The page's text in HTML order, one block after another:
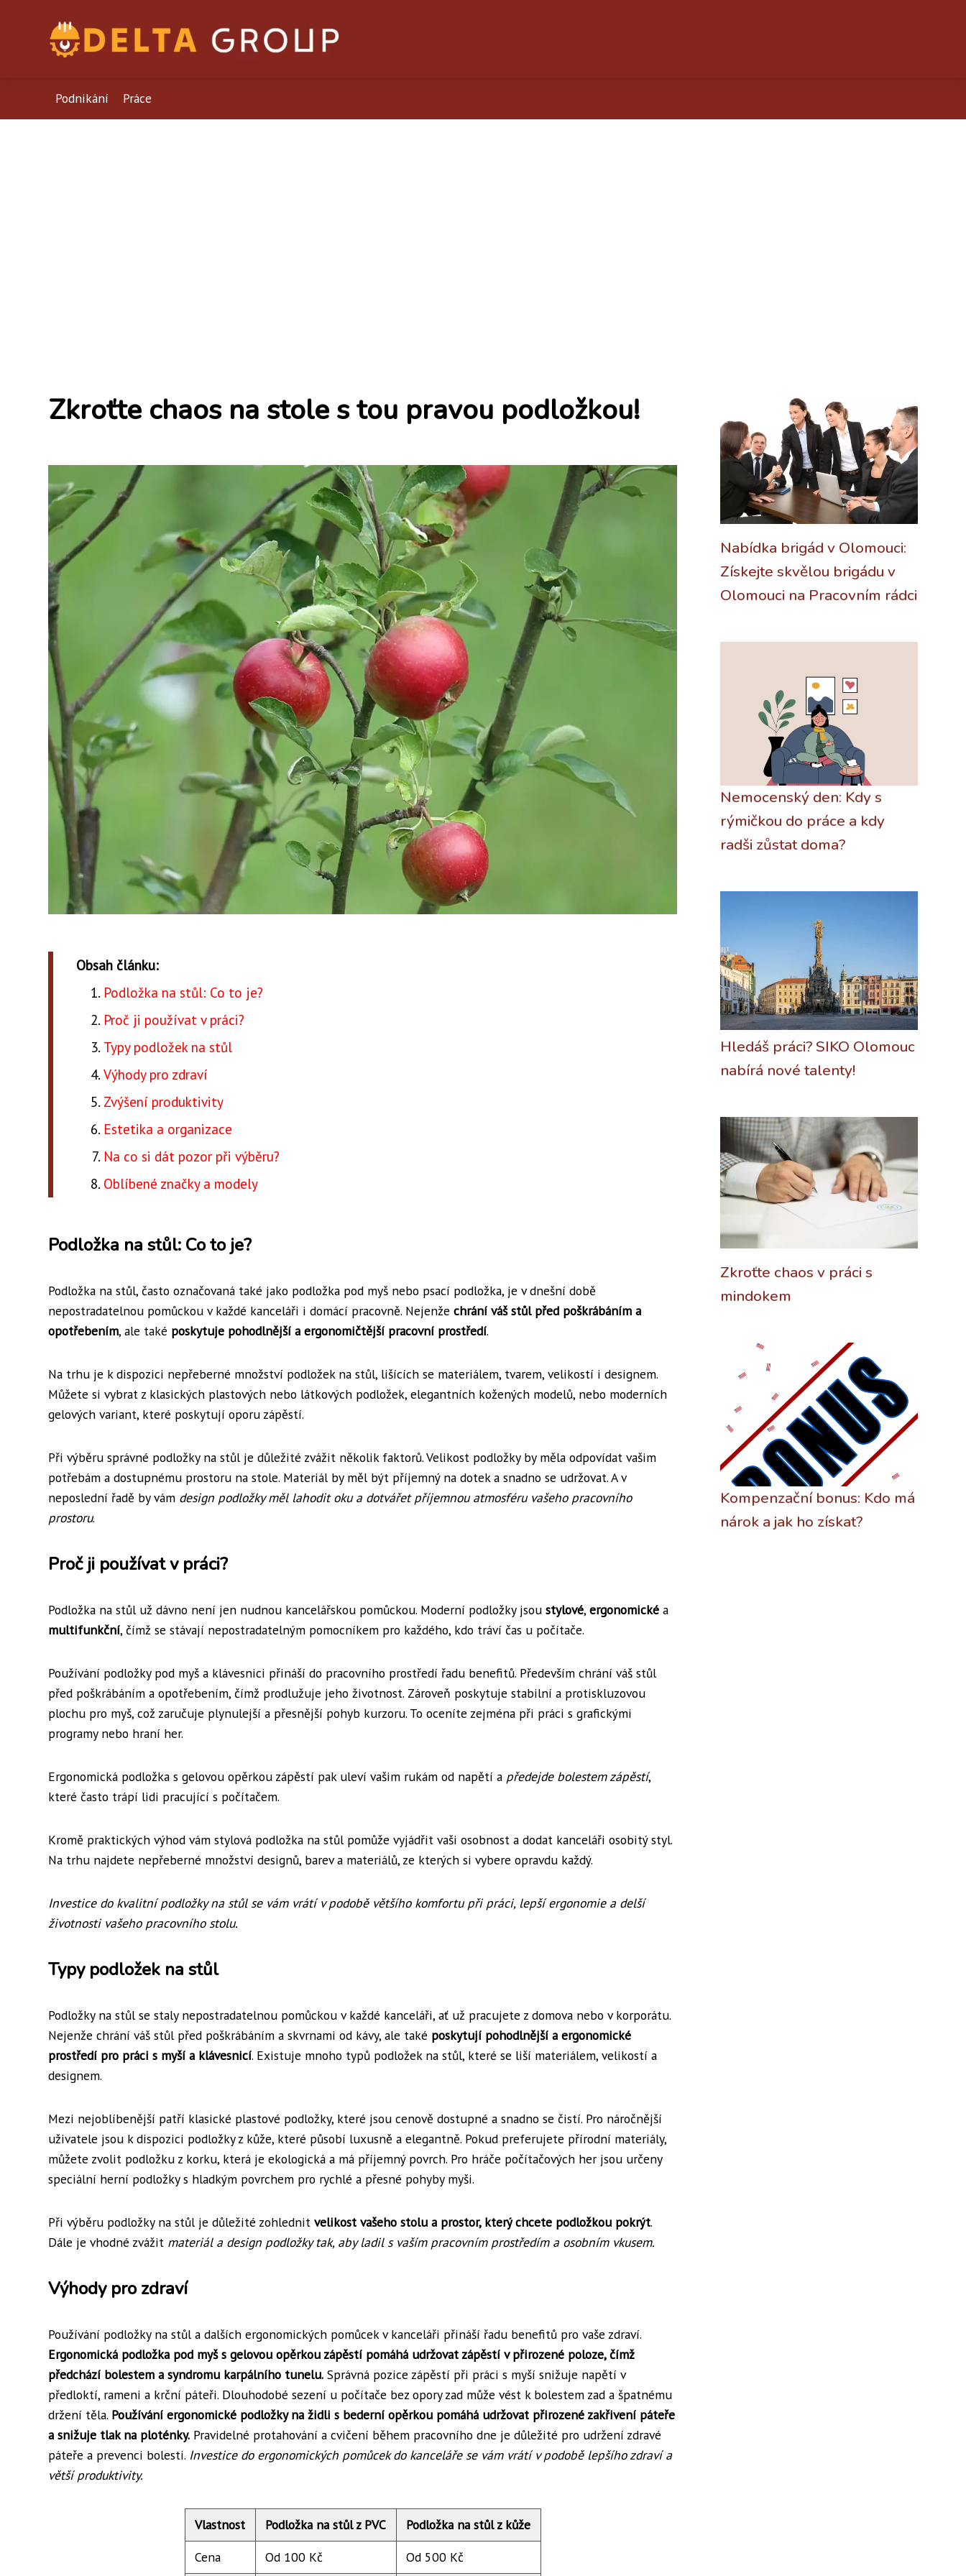
Podnikání Práce
Zkroťte chaos na stole s tou pravou podložkou!
Obsah článku:
Podložka na stůl: Co to je?
Proč ji používat v práci?
Typy podložek na stůl
Výhody pro zdraví
Zvýšení produktivity
Estetika a organizace
Na co si dát pozor při výběru?
Oblíbené značky a modely
Podložka na stůl: Co to je?
Podložka na stůl, často označovaná také jako podložka pod myš nebo psací podložka, je v dnešní době
nepostradatelnou pomůckou v každé kanceláři i domácí pracovně. Nejenže chrání váš stůl před poškrábáním a
opotřebením, ale také poskytuje pohodlnější a ergonomičtější pracovní prostředí.
Na trhu je k dispozici nepřeberné množství podložek na stůl, lišících se materiálem, tvarem, velikostí i designem.
Můžete si vybrat z klasických plastových nebo látkových podložek, elegantních kožených modelů, nebo moderních
gelových variant, které poskytují oporu zápěstí.
Při výběru správné podložky na stůl je důležité zvážit několik faktorů. Velikost podložky by měla odpovídat vašim
potřebám a dostupnému prostoru na stole. Materiál by měl být příjemný na dotek a snadno se udržovat. A v
neposlední řadě by vám design podložky měl lahodit oku a dotvářet příjemnou atmosféru vašeho pracovního
prostoru.
Proč ji používat v práci?
Podložka na stůl už dávno není jen nudnou kancelářskou pomůckou. Moderní podložky jsou stylové, ergonomické a
multifunkční, čímž se stávají nepostradatelným pomocníkem pro každého, kdo tráví čas u počítače.
Používání podložky pod myš a klávesnici přináší do pracovního prostředí řadu benefitů. Především chrání váš stůl
před poškrábáním a opotřebením, čímž prodlužuje jeho životnost. Zároveň poskytuje stabilní a protiskluzovou
plochu pro myš, což zaručuje plynulejší a přesnější pohyb kurzoru. To oceníte zejména při práci s grafickými
programy nebo hraní her.
Ergonomická podložka s gelovou opěrkou zápěstí pak uleví vašim rukám od napětí a předejde bolestem zápěstí,
které často trápí lidi pracující s počítačem.
Kromě praktických výhod vám stylová podložka na stůl pomůže vyjádřit vaši osobnost a dodat kanceláři osobitý styl.
Na trhu najdete nepřeberné množství designů, barev a materiálů, ze kterých si vybere opravdu každý.
Investice do kvalitní podložky na stůl se vám vrátí v podobě většího komfortu při práci, lepší ergonomie a delší
životnosti vašeho pracovního stolu.
Typy podložek na stůl
Podložky na stůl se staly nepostradatelnou pomůckou v každé kanceláři, ať už pracujete z domova nebo v korporátu.
Nejenže chrání váš stůl před poškrábáním a skvrnami od kávy, ale také poskytují pohodlnější a ergonomické
prostředí pro práci s myší a klávesnicí. Existuje mnoho typů podložek na stůl, které se liší materiálem, velikostí a
designem.
Mezi nejoblíbenější patří klasické plastové podložky, které jsou cenově dostupné a snadno se čistí. Pro náročnější
uživatele jsou k dispozici podložky z kůže, které působí luxusně a elegantně. Pokud preferujete přírodní materiály,
můžete zvolit podložku z korku, která je ekologická a má příjemný povrch. Pro hráče počítačových her jsou určeny
speciální herní podložky s hladkým povrchem pro rychlé a přesné pohyby myši.
Při výběru podložky na stůl je důležité zohlednit velikost vašeho stolu a prostor, který chcete podložkou pokrýt.
Dále je vhodné zvážit materiál a design podložky tak, aby ladil s vaším pracovním prostředím a osobním vkusem.
Výhody pro zdraví
Používání podložky na stůl a dalších ergonomických pomůcek v kanceláři přináší řadu benefitů pro vaše zdraví.
Ergonomická podložka pod myš s gelovou opěrkou zápěstí pomáhá udržovat zápěstí v přirozené poloze, čímž
předchází bolestem a syndromu karpálního tunelu. Správná pozice zápěstí při práci s myší snižuje napětí v
předloktí, rameni a krční páteři. Dlouhodobé sezení u počítače bez opory zad může vést k bolestem zad a špatnému
držení těla. Používání ergonomické podložky na židli s bederní opěrkou pomáhá udržovat přirozené zakřivení páteře
a snižuje tlak na ploténky. Pravidelné protahování a cvičení během pracovního dne je důležité pro udržení zdravé
páteře a prevenci bolesti. Investice do ergonomických pomůcek do kanceláře se vám vrátí v podobě lepšího zdraví a
větší produktivity.
Vlastnost Podložka na stůl z PVC
Podložka na stůl z kůže
Cena
Od 100 Kč Od 500 Kč
Nabídka brigád v Olomouci:
Získejte skvělou brigádu v
Olomouci na Pracovním rádci
Nemocenský den: Kdy s
rýmičkou do práce a kdy
radši zůstat doma?
Hledáš práci? SIKO Olomouc
nabírá nové talenty!
Zkroťte chaos v práci s
mindokem
Kompenzační bonus: Kdo má
nárok a jak ho získat?